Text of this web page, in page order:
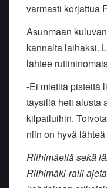
varmasti korjattua
Asunmaan
kannalta laihaksi.
lähtee
-Ei mietitä pisteitä
täysillä heti alusta
kilpailuihin.
niin on hyvä
Riihimäellä sekä
Riihimäki-ralli